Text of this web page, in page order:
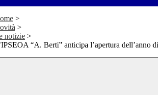
>
>
notizie >
“A. Berti” anticipa l’apertura dell’anno